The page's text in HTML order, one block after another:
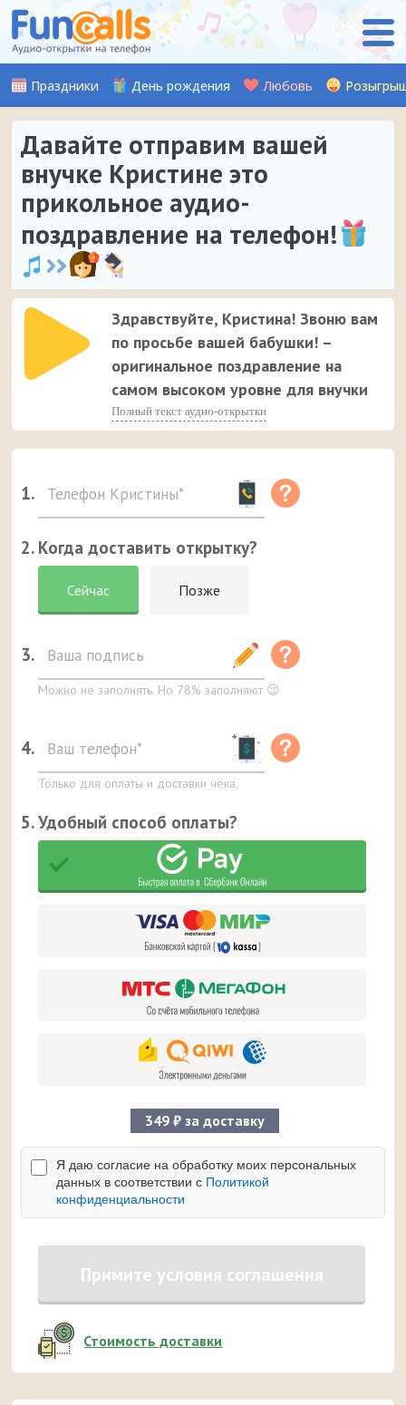
Праздники День рождения Любовь
Давайте отправим вашей
внучке Кристине это
прикольное аудио-
поздравление на телефон!
Здравствуйте, Кристина! Звоню вам
по просьбе вашей бабушки! –
оригинальное поздравление на
самом высоком уровне для внучки
Полный текст аудио-открытки
1.
2. Когда доставить открытку?
Сейчас Позже
3.
Можно не заполнять. Но 78% заполняют 😉
4.
Только для оплаты и доставки чека.
5. Удобный способ оплаты?
349 ₽ за доставку
Я даю согласие на обработку моих персональных
данных в соответствии с Политикой
конфиденциальности
Примите условия соглашения
Стоимость доставки